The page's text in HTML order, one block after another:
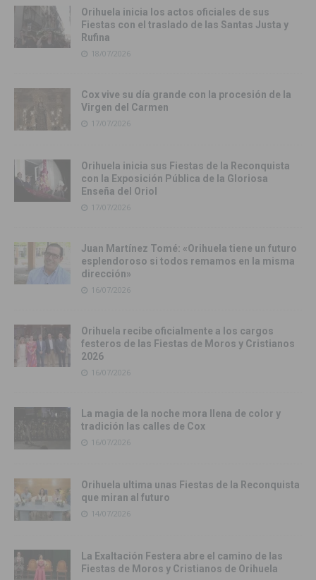
Orihuela inicia los actos oficiales de sus
Fiestas con el traslado de las Santas Justa y
Rufina
18/07/2026
Cox vive su día grande con la procesión de la
Virgen del Carmen
17/07/2026
Orihuela inicia sus Fiestas de la Reconquista
con la Exposición Pública de la Gloriosa
Enseña del Oriol
17/07/2026
Juan Martínez Tomé: «Orihuela tiene un futuro
esplendoroso si todos remamos en la misma
dirección»
16/07/2026
Orihuela recibe oficialmente a los cargos
festeros de las Fiestas de Moros y Cristianos
2026
16/07/2026
La magia de la noche mora llena de color y
tradición las calles de Cox
16/07/2026
Orihuela ultima unas Fiestas de la Reconquista
que miran al futuro
14/07/2026
La Exaltación Festera abre el camino de las
Fiestas de Moros y Cristianos de Orihuela